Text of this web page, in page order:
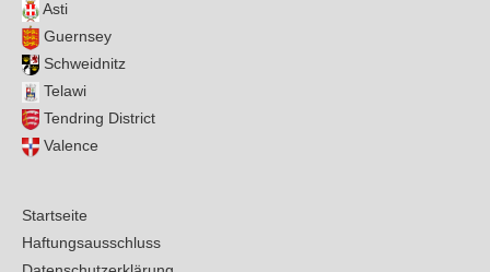
Asti
Guernsey
Schweidnitz
Telawi
Tendring District
Valence
Startseite
Haftungsausschluss